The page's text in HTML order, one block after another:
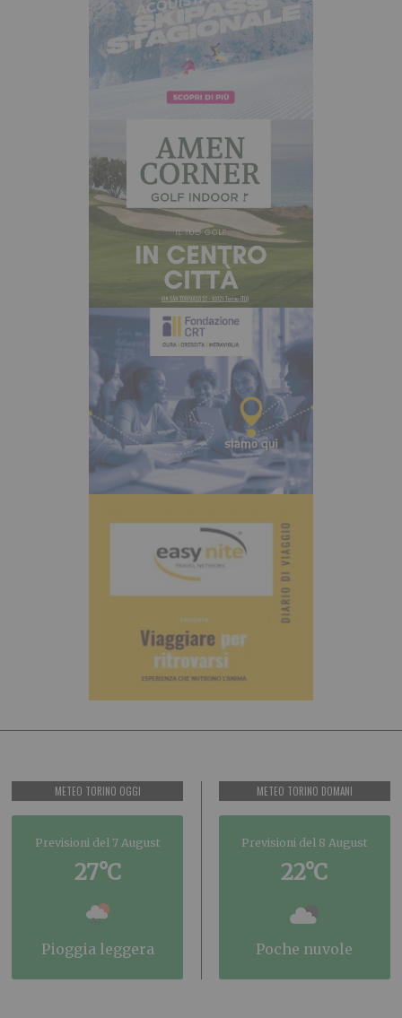
METEO TORINO OGGI
Previsioni del 7 August
27°C
pioggia leggera
METEO TORINO DOMANI
Previsioni del 8 August
22°C
poche nuvole